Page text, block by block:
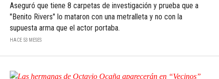
Aseguró que tiene 8 carpetas de investigación y prueba que a
"Benito Rivers" lo mataron con una metralleta y no con la
supuesta arma que el actor portaba.
HACE 53 MESES